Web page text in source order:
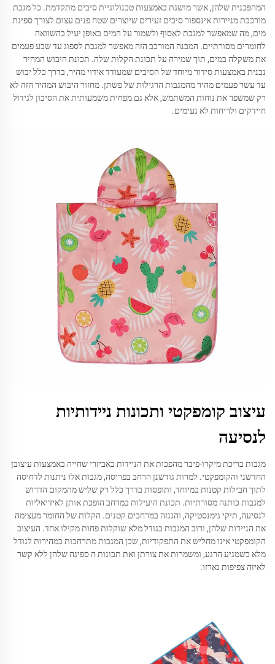
המהפכנית שלהן, אשר מושגת באמצעות טכנולוגיית סיבים מתקדמת. כל מגבת
מורכבת מניירות אינספור סיבים זעירים שיוצרים שטח פנים עצום לצורך ספיגת
מים, מה שמאפשר למגבת לאסוף ולשמור על המים באופן יעיל בהשוואה
לחומרים מסורתיים. המבנה המורכב הזה מאפשר למגבת לספוג עד שבע פעמים
את משקלה במים, תוך שמירה על תכונת הקלות שלה. תכונת היבוש המהיר
נבנית באמצעות סידור מיוחד של הסיבים שמעודד אידוי מהיר, בדרך כלל יבוש
עד עשר פעמים מהיר מהמגבות הרגילות של פשתן. מחזור היבוש המהיר הזה לא
רק שמשפר את נוחות המשתמש, אלא גם מפחית משמעותית את הסיכון לגידול
חיידקים ולריחות לא נעימים.
עיצוב קומפקטי ותכונות ניידותיות
לנסיעה
מגבות בריכת מיקרו-פיבר מהפכות את הניידות באביזרי שחייה באמצעות עיצובן
החדשני והקומפקטי. למרות גודשנן הרחב בפריסה, מגבות אלו ניתנות לדחיסה
לתוך חבילות קטנות במיוחד, ותופסות בדרך כלל רק שליש מהמקום הדרוש
למגבות כותנה מסורתיות. תכונת היעילות במרחב הופכת אותן לאידיאליות
לנסיעה, תיקי גימנסטיקה, והגנזה במרחבים קטנים. הקלות של החומר מעצימה
את הניידות שלהן, ורוב המגבות בגודל מלא שוקלות פחות מקילו אחד. העיצוב
הקומפקטי אינו מחליש את התפקודיות, שכן המגבות מתרחבות במהירות לגודל
מלא כשמגיע הרגע, ומשמרות את צורתן ואת תכונות ה ספיגה שלהן ללא קשר
לאיזה צפיפות נארזו.